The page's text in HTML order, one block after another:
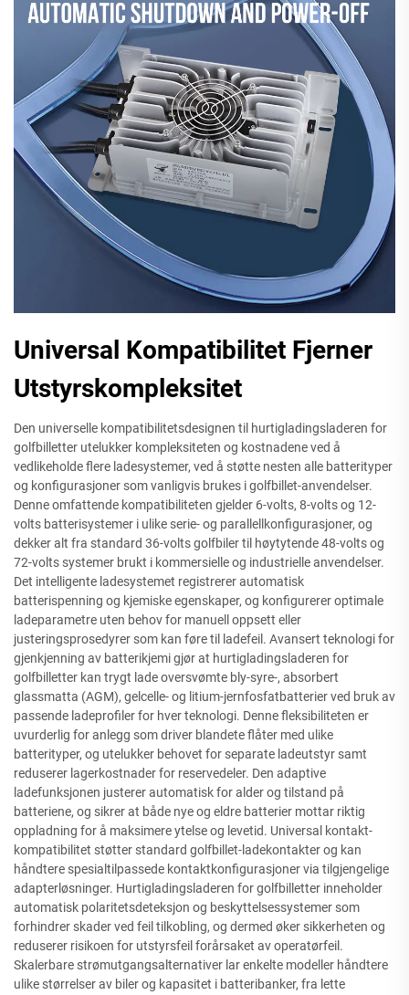
Universal Kompatibilitet Fjerner
Utstyrskompleksitet
Den universelle kompatibilitetsdesignen til hurtigladingsladeren for
golfbilletter utelukker kompleksiteten og kostnadene ved å
vedlikeholde flere ladesystemer, ved å støtte nesten alle batterityper
og konfigurasjoner som vanligvis brukes i golfbillet-anvendelser.
Denne omfattende kompatibiliteten gjelder 6-volts, 8-volts og 12-
volts batterisystemer i ulike serie- og parallellkonfigurasjoner, og
dekker alt fra standard 36-volts golfbiler til høytytende 48-volts og
72-volts systemer brukt i kommersielle og industrielle anvendelser.
Det intelligente ladesystemet registrerer automatisk
batterispenning og kjemiske egenskaper, og konfigurerer optimale
ladeparametre uten behov for manuell oppsett eller
justeringsprosedyrer som kan føre til ladefeil. Avansert teknologi for
gjenkjenning av batterikjemi gjør at hurtigladingsladeren for
golfbilletter kan trygt lade oversvømte bly-syre-, absorbert
glassmatta (AGM), gelcelle- og litium-jernfosfatbatterier ved bruk av
passende ladeprofiler for hver teknologi. Denne fleksibiliteten er
uvurderlig for anlegg som driver blandete flåter med ulike
batterityper, og utelukker behovet for separate ladeutstyr samt
reduserer lagerkostnader for reservedeler. Den adaptive
ladefunksjonen justerer automatisk for alder og tilstand på
batteriene, og sikrer at både nye og eldre batterier mottar riktig
oppladning for å maksimere ytelse og levetid. Universal kontakt-
kompatibilitet støtter standard golfbillet-ladekontakter og kan
håndtere spesialtilpassede kontaktkonfigurasjoner via tilgjengelige
adapterløsninger. Hurtigladingsladeren for golfbilletter inneholder
automatisk polaritetsdeteksjon og beskyttelsessystemer som
forhindrer skader ved feil tilkobling, og dermed øker sikkerheten og
reduserer risikoen for utstyrsfeil forårsaket av operatørfeil.
Skalerbare strømutgangsalternativer lar enkelte modeller håndtere
ulike størrelser av biler og kapasitet i batteribanker, fra lette